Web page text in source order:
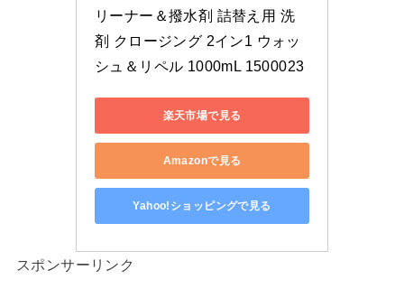
リーナー＆撥水剤 詰替え用 洗
剤 クロージング 2イン1 ウォッ
シュ＆リペル 1000mL 1500023
楽天市場で見る
Amazonで見る
Yahoo!ショッピングで見る
スポンサーリンク